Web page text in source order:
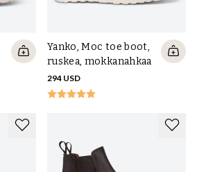
Yanko, Moc toe boot,
ruskea, mokkanahkaa
294 USD